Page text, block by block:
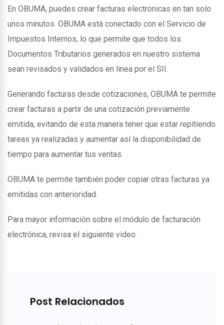
En OBUMA, puedes crear facturas electronicas en tan solo
unos minutos. OBUMA está conectado con el Servicio de
Impuestos Internos, lo que permite que todos los
Documentos Tributarios generados en nuestro sistema
sean revisados y validados en linea por el SII.
Generando facturas desde cotizaciones, OBUMA te permite
crear facturas a partir de una cotización previamente
emitida, evitando de esta manera tener que estar repitiendo
tareas ya realizadas y aumentar así la disponibilidad de
tiempo para aumentar tus ventas.
OBUMA te permite también poder copiar otras facturas ya
emitidas con anterioridad.
Para mayor información sobre el módulo de facturación
electrónica, revisa el siguiente video.
Post Relacionados